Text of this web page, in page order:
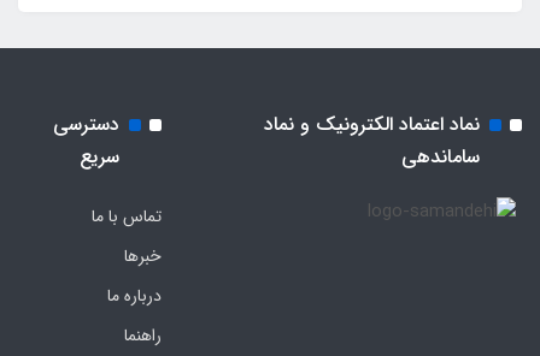
نماد اعتماد الکترونیک و نماد
ساماندهی
دسترسی
سریع
تماس با ما
خبرها
درباره ما
راهنما